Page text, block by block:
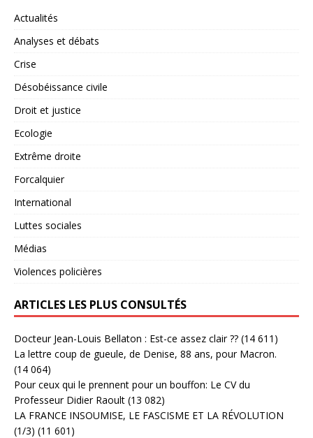
Actualités
Analyses et débats
Crise
Désobéissance civile
Droit et justice
Ecologie
Extrême droite
Forcalquier
International
Luttes sociales
Médias
Violences policières
ARTICLES LES PLUS CONSULTÉS
Docteur Jean-Louis Bellaton : Est-ce assez clair ?? (14 611)
La lettre coup de gueule, de Denise, 88 ans, pour Macron.
(14 064)
Pour ceux qui le prennent pour un bouffon: Le CV du
Professeur Didier Raoult (13 082)
LA FRANCE INSOUMISE, LE FASCISME ET LA RÉVOLUTION
(1/3) (11 601)